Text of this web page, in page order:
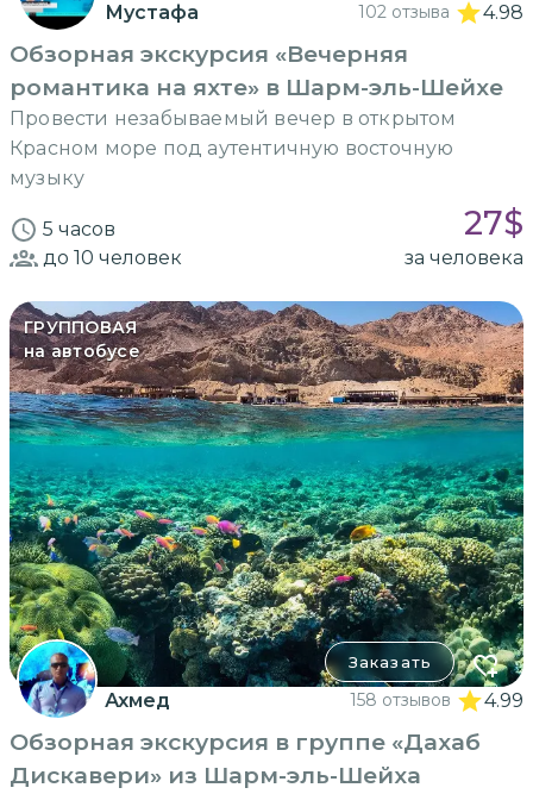
Мустафа 102 отзыва 4.98
Обзорная экскурсия «Вечерняя
романтика на яхте» в Шарм-эль-Шейхе
Провести незабываемый вечер в открытом
Красном море под аутентичную восточную
музыку
5 часов 27$
до 10 человек за человека
ГРУППОВАЯ
на автобусе
Заказать
Ахмед 158 отзывов 4.99
Обзорная экскурсия в группе «Дахаб
Дискавери» из Шарм-эль-Шейха